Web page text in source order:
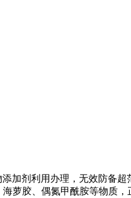
剂利用办理，无效防备超
萝胶、偶氮甲酰胺等物质